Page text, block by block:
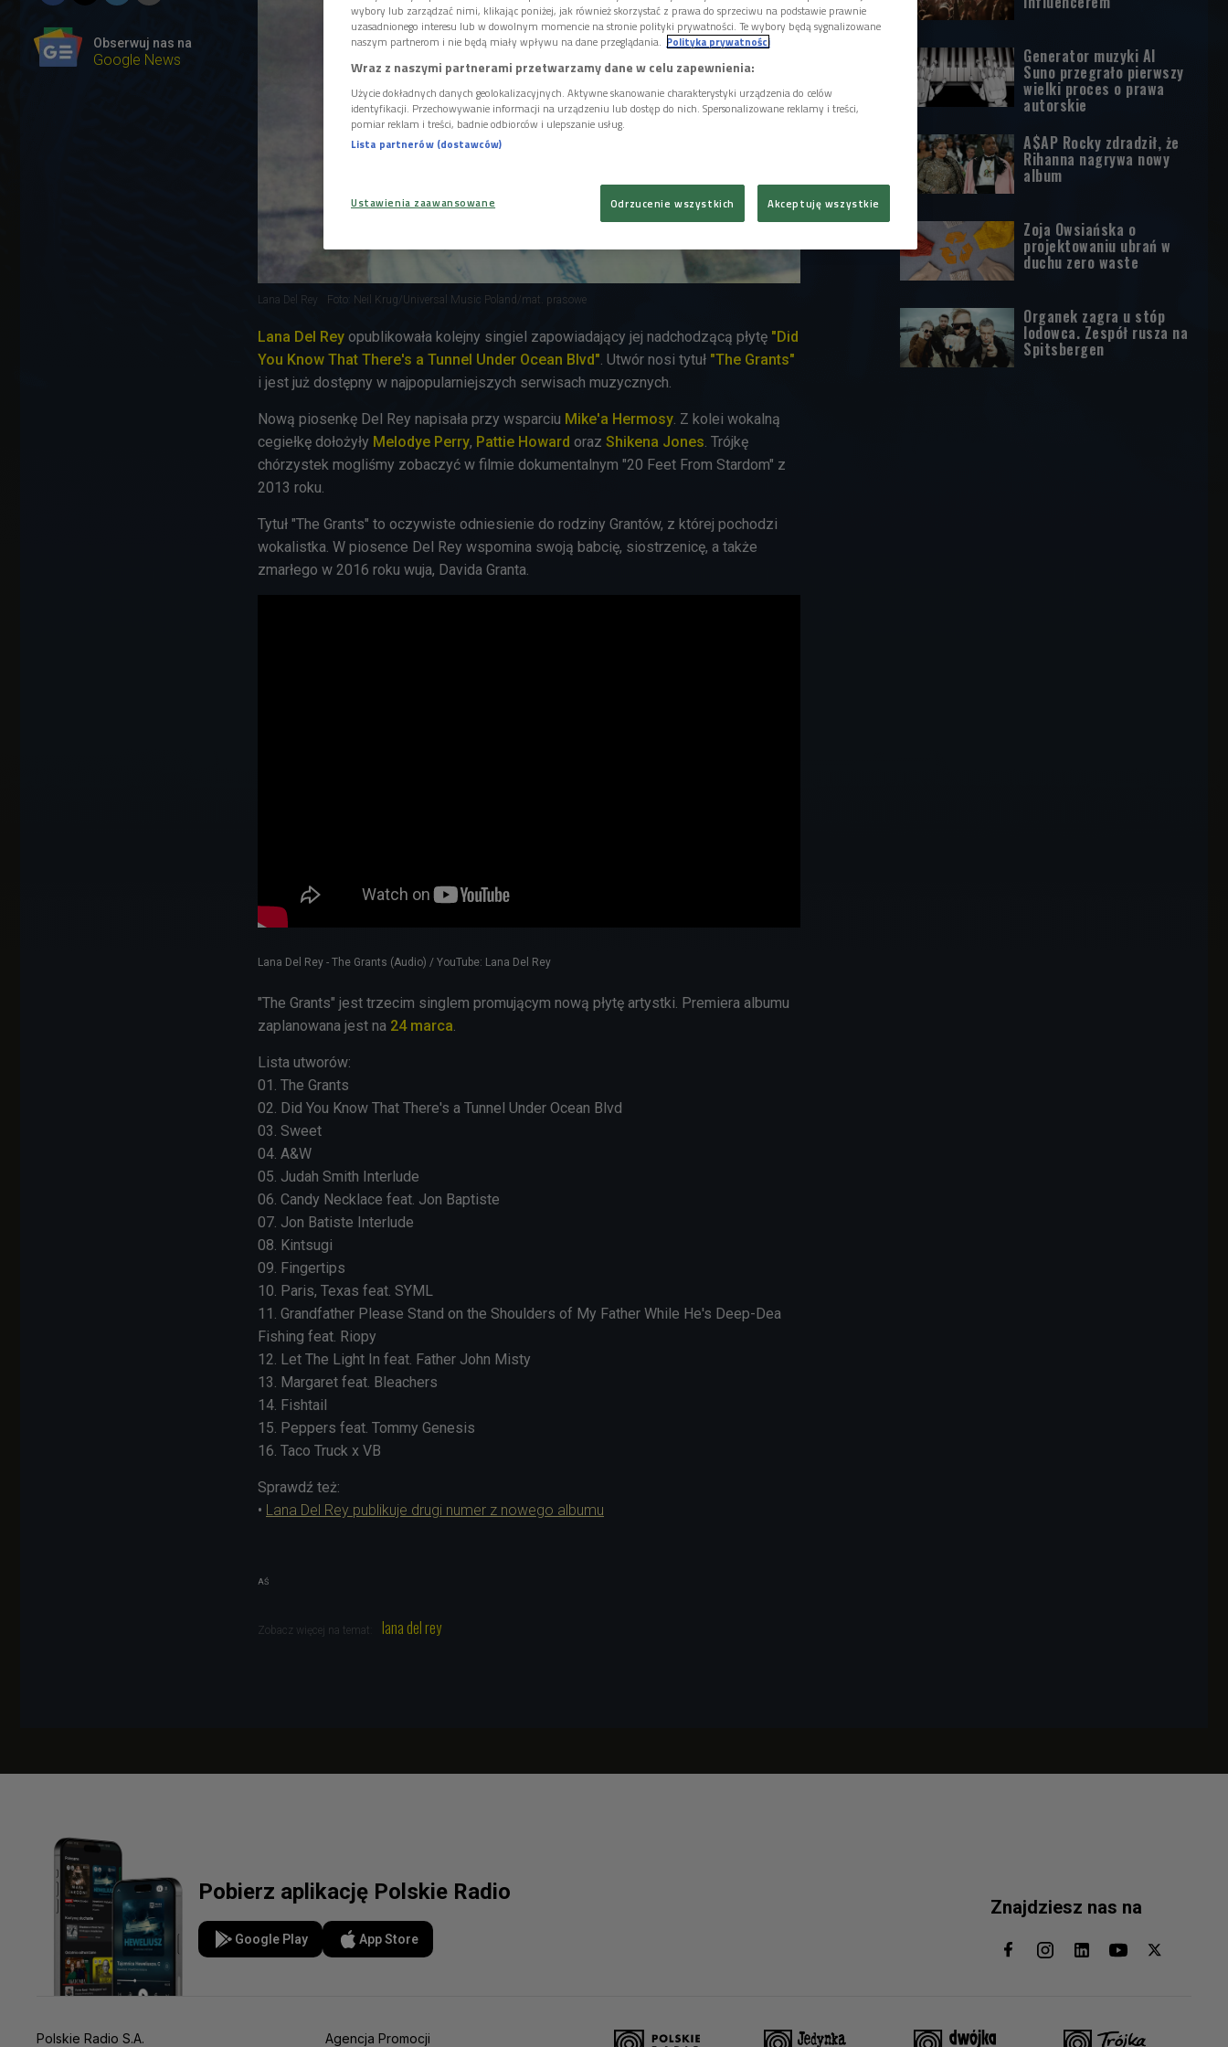
Obserwuj nas na
Google News
Lana Del Rey Foto: Neil Krug/Universal Music Poland/mat. prasowe
Lana Del Rey opublikowała kolejny singiel zapowiadający jej nadchodzącą płytę "Did
You Know That There's a Tunnel Under Ocean Blvd". Utwór nosi tytuł "The Grants"
i jest już dostępny w najpopularniejszych serwisach muzycznych.
Nową piosenkę Del Rey napisała przy wsparciu Mike'a Hermosy. Z kolei wokalną
cegiełkę dołożyły Melodye Perry, Pattie Howard oraz Shikena Jones. Trójkę
chórzystek mogliśmy zobaczyć w filmie dokumentalnym "20 Feet From Stardom" z
2013 roku.
Tytuł "The Grants" to oczywiste odniesienie do rodziny Grantów, z której pochodzi
wokalistka. W piosence Del Rey wspomina swoją babcię, siostrzenicę, a także
zmarłego w 2016 roku wuja, Davida Granta.
Lana Del Rey - The Grants (Audio) / YouTube: Lana Del Rey
"The Grants" jest trzecim singlem promującym nową płytę artystki. Premiera albumu
zaplanowana jest na 24 marca.
Lista utworów:
01. The Grants
02. Did You Know That There's a Tunnel Under Ocean Blvd
03. Sweet
04. A&W
05. Judah Smith Interlude
06. Candy Necklace feat. Jon Baptiste
07. Jon Batiste Interlude
08. Kintsugi
09. Fingertips
10. Paris, Texas feat. SYML
11. Grandfather Please Stand on the Shoulders of My Father While He's Deep-Dea
Fishing feat. Riopy
12. Let The Light In feat. Father John Misty
13. Margaret feat. Bleachers
14. Fishtail
15. Peppers feat. Tommy Genesis
16. Taco Truck x VB
Sprawdź też:
• Lana Del Rey publikuje drugi numer z nowego albumu
AŚ
Zobacz więcej na temat: lana del rey
Generator muzyki AI
Suno przegrało pierwszy
wielki proces o prawa
autorskie
A$AP Rocky zdradził, że
Rihanna nagrywa nowy
album
Zoja Owsiańska o
projektowaniu ubrań w
duchu zero waste
Organek zagra u stóp
lodowca. Zespół rusza na
Spitsbergen
Pobierz aplikację Polskie Radio
Google Play App Store
Znajdziesz nas na
Polskie Radio S.A. Agencja Promocji
wybory lub zarządzać nimi, klikając poniżej, jak również skorzystać z prawa do sprzeciwu na podstawie prawnie
uzasadnionego interesu lub w dowolnym momencie na stronie polityki prywatności. Te wybory będą sygnalizowane
naszym partnerom i nie będą miały wpływu na dane przeglądania. Polityka prywatności
Wraz z naszymi partnerami przetwarzamy dane w celu zapewnienia:
Użycie dokładnych danych geolokalizacyjnych. Aktywne skanowanie charakterystyki urządzenia do celów
identyfikacji. Przechowywanie informacji na urządzeniu lub dostęp do nich. Spersonalizowane reklamy i treści,
pomiar reklam i treści, badnie odbiorców i ulepszanie usług.
Lista partnerów (dostawców)
Ustawienia zaawansowane Odrzucenie wszystkich Akceptuję wszystkie